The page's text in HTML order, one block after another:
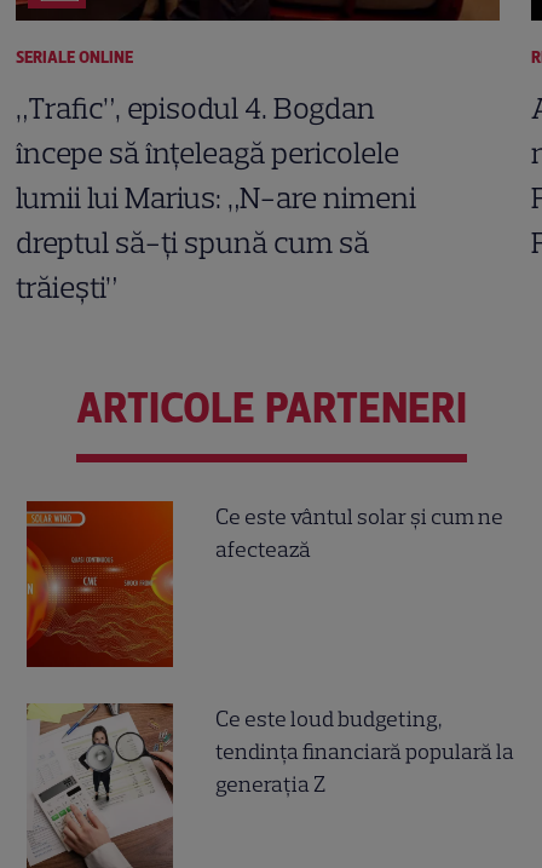
SERIALE ONLINE
„Trafic”, episodul 4. Bogdan
începe să înțeleagă pericolele
lumii lui Marius: „N-are nimeni
dreptul să-ți spună cum să
trăiești”
ARTICOLE PARTENERI
Ce este vântul solar și cum ne
afectează
Ce este loud budgeting,
tendința financiară populară la
generația Z